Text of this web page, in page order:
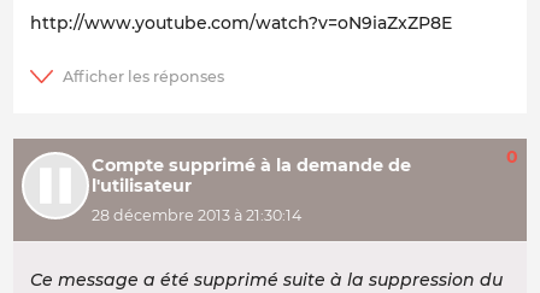
http://www.youtube.com/watch?v=oN9iaZxZP8E
Compte supprimé à la demande de
l'utilisateur
28 décembre 2013 à 21:30:14
0
Ce message a été supprimé suite à la suppression du